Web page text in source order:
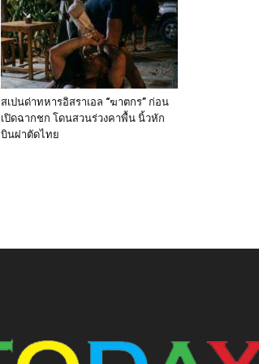
สเปนด่าทหารอิสราเอล “ฆาตกร” ก่อน
เปิดฉากชก โดนสวนร่วงคาพื้น นิ้วหัก
บินผ่าตัดไทย